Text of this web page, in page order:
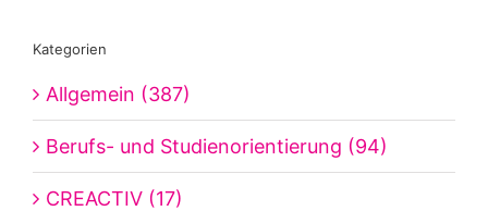
Kategorien
Allgemein (387)
Berufs- und Studienorientierung (94)
CREACTIV (17)